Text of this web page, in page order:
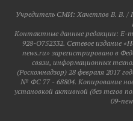
Учредитель СМИ: Хaчeтлoв B. B.
Контактные данные редакции: E-
928-O752332. Сетевое издание
news.ru» зарегистрировано в
связи, информационных
(Роскомнадзор) 28 февраля 2017
№ ФС 77 - 68804. Копирование
установкой активной (без тегов
09-